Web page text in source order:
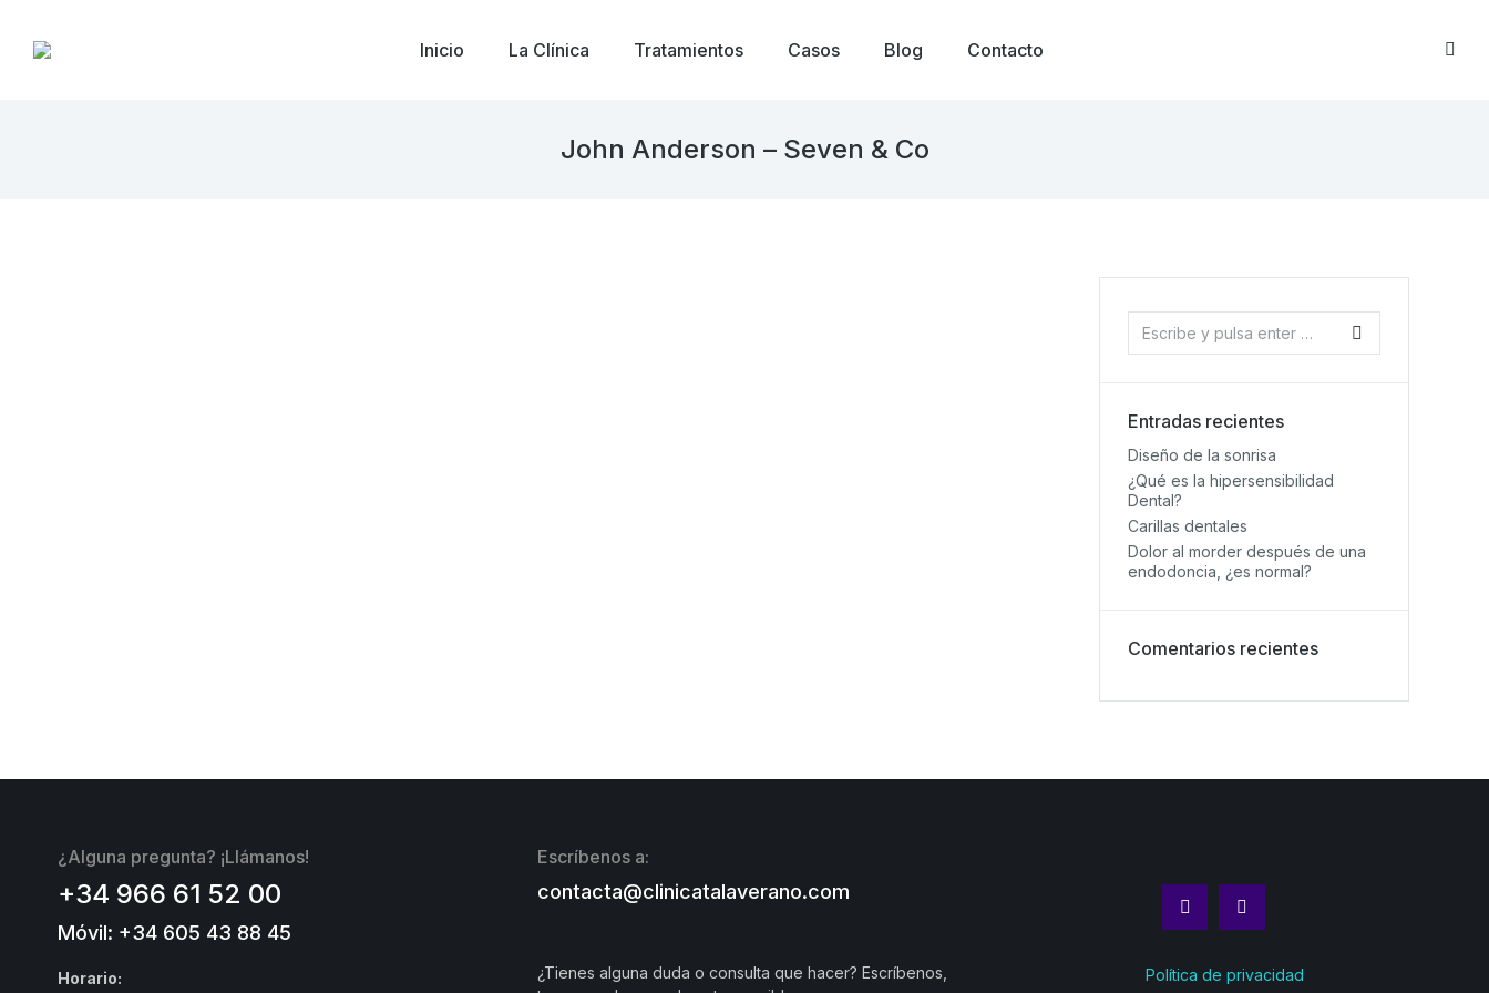
Inicio La Clínica Tratamientos Casos Blog Contacto
John Anderson – Seven & Co
Entradas recientes
Diseño de la sonrisa
¿Qué es la hipersensibilidad
Dental?
Carillas dentales
Dolor al morder después de una
endodoncia, ¿es normal?
Comentarios recientes
¿Alguna pregunta? ¡Llámanos!
+34 966 61 52 00
Móvil: +34 605 43 88 45
Horario:
Escríbenos a:
contacta@clinicatalaverano.com
¿Tienes alguna duda o consulta que hacer? Escríbenos,
Política de privacidad